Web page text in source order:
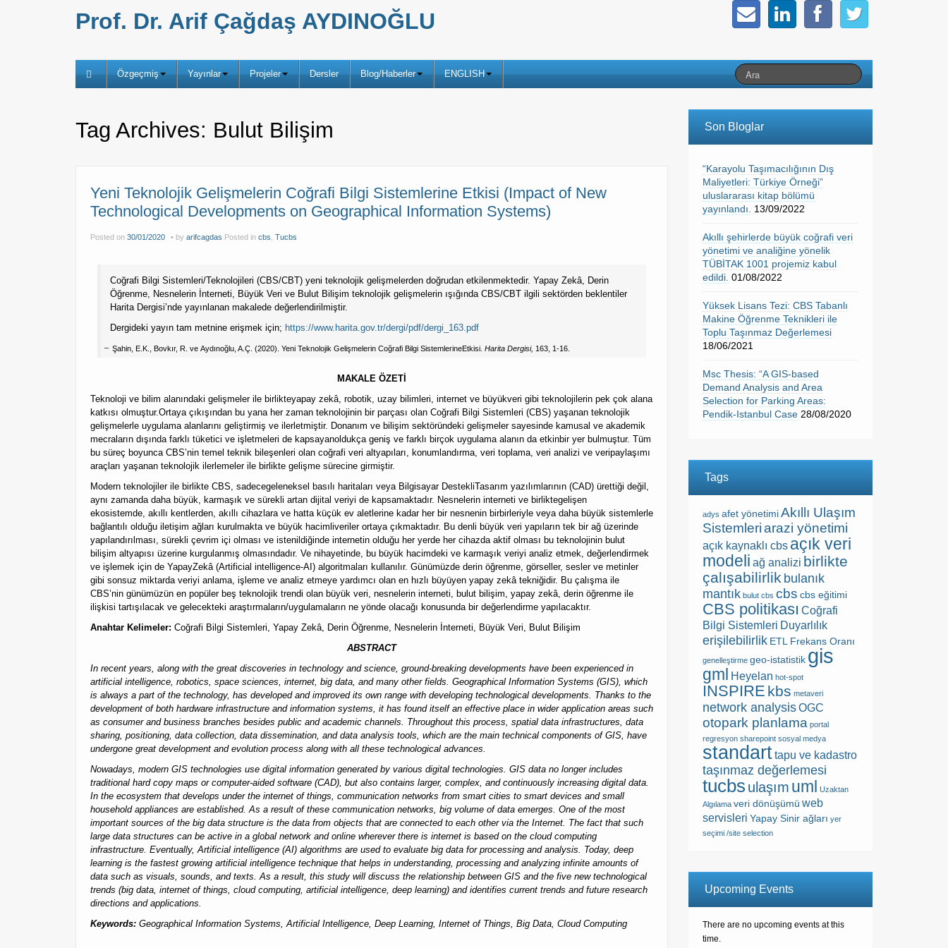
Prof. Dr. Arif Çağdaş AYDINOĞLU
Özgeçmiş Yayınlar Projeler Dersler Blog/Haberler ENGLISH
Tag Archives: Bulut Bilişim
Yeni Teknolojik Gelişmelerin Coğrafi Bilgi Sistemlerine Etkisi (Impact of New
Technological Developments on Geographical Information Systems)
Posted on 30/01/2020 by arifcagdas Posted in cbs Tucbs
Coğrafi Bilgi Sistemleri/Teknolojileri (CBS/CBT) yeni teknolojik gelişmelerden doğrudan etkilenmektedir. Yapay Zekâ, Derin
Öğrenme, Nesnelerin İnterneti, Büyük Veri ve Bulut Bilişim teknolojik gelişmelerin ışığında CBS/CBT ilgili sektörden beklentiler
Harita Dergisi’nde yayınlanan makalede değerlendirilmiştir.
Dergideki yayın tam metnine erişmek için; https://www.harita.gov.tr/dergi/pdf/dergi_163.pdf
Şahin, E.K., Bovkır, R. ve Aydınoğlu, A.Ç. (2020). Yeni Teknolojik Gelişmelerin Coğrafi Bilgi SistemlerineEtkisi. Harita Dergisi, 163, 1-16.
MAKALE ÖZETİ
Teknoloji ve bilim alanındaki gelişmeler ile birlikteyapay zekâ, robotik, uzay bilimleri, internet ve büyükveri gibi teknolojilerin pek çok alana
katkısı olmuştur.Ortaya çıkışından bu yana her zaman teknolojinin bir parçası olan Coğrafi Bilgi Sistemleri (CBS) yaşanan teknolojik
gelişmelerle uygulama alanlarını geliştirmiş ve ilerletmiştir. Donanım ve bilişim sektöründeki gelişmeler sayesinde kamusal ve akademik
mecraların dışında farklı tüketici ve işletmeleri de kapsayanoldukça geniş ve farklı birçok uygulama alanın da etkinbir yer bulmuştur. Tüm
bu süreç boyunca CBS’nin temel teknik bileşenleri olan coğrafi veri altyapıları, konumlandırma, veri toplama, veri analizi ve veripaylaşımı
araçları yaşanan teknolojik ilerlemeler ile birlikte gelişme sürecine girmiştir.
Modern teknolojiler ile birlikte CBS, sadecegeleneksel basılı haritaları veya Bilgisayar DestekliTasarım yazılımlarının (CAD) ürettiği değil,
aynı zamanda daha büyük, karmaşık ve sürekli artan dijital veriyi de kapsamaktadır. Nesnelerin interneti ve birliktegelişen
ekosistemde, akıllı kentlerden, akıllı cihazlara ve hatta küçük ev aletlerine kadar her bir nesnenin birbirleriyle veya daha büyük sistemlerle
bağlantılı olduğu iletişim ağları kurulmakta ve büyük hacimliveriler ortaya çıkmaktadır. Bu denli büyük veri yapıların tek bir ağ üzerinde
yapılandırılması, sürekli çevrim içi olması ve istenildiğinde internetin olduğu her yerde her cihazda aktif olması bu teknolojinin bulut
bilişim altyapısı üzerine kurgulanmış olmasındadır. Ve nihayetinde, bu büyük hacimdeki ve karmaşık veriyi analiz etmek, değerlendirmek
ve işlemek için de YapayZekâ (Artificial intelligence-AI) algoritmaları kullanılır. Günümüzde derin öğrenme, görseller, sesler ve metinler
gibi sonsuz miktarda veriyi anlama, işleme ve analiz etmeye yardımcı olan en hızlı büyüyen yapay zekâ tekniğidir. Bu çalışma ile
CBS’nin günümüzün en popüler beş teknolojik trendi olan büyük veri, nesnelerin interneti, bulut bilişim, yapay zekâ, derin öğrenme ile
ilişkisi tartışılacak ve gelecekteki araştırmaların/uygulamaların ne yönde olacağı konusunda bir değerlendirme yapılacaktır.
Anahtar Kelimeler: Coğrafi Bilgi Sistemleri, Yapay Zekâ, Derin Öğrenme, Nesnelerin İnterneti, Büyük Veri, Bulut Bilişim
ABSTRACT
In recent years, along with the great discoveries in technology and science, ground-breaking developments have been experienced in
artificial intelligence, robotics, space sciences, internet, big data, and many other fields. Geographical Information Systems (GIS), which
is always a part of the technology, has developed and improved its own range with developing technological developments. Thanks to the
development of both hardware infrastructure and information systems, it has found itself an effective place in wider application areas such
as consumer and business branches besides public and academic channels. Throughout this process, spatial data infrastructures, data
sharing, positioning, data collection, data dissemination, and data analysis tools, which are the main technical components of GIS, have
undergone great development and evolution process along with all these technological advances.
Nowadays, modern GIS technologies use digital information generated by various digital technologies. GIS data no longer includes
traditional hard copy maps or computer-aided software (CAD), but also contains larger, complex, and continuously increasing digital data.
In the ecosystem that develops under the internet of things, communication networks from smart cities to smart devices and small
household appliances are established. As a result of these communication networks, big volume of data emerges. One of the most
important sources of the big data structure is the data from objects that are connected to each other via the Internet. The fact that such
large data structures can be active in a global network and online wherever there is internet is based on the cloud computing
infrastructure. Eventually, Artificial intelligence (AI) algorithms are used to evaluate big data for processing and analysis. Today, deep
learning is the fastest growing artificial intelligence technique that helps in understanding, processing and analyzing infinite amounts of
data such as visuals, sounds, and texts. As a result, this study will discuss the relationship between GIS and the five new technological
trends (big data, internet of things, cloud computing, artificial intelligence, deep learning) and identifies current trends and future research
directions and applications.
Keywords: Geographical Information Systems, Artificial Intelligence, Deep Learning, Internet of Things, Big Data, Cloud Computing
Son Bloglar
“Karayolu Taşımacılığının Dış
Maliyetleri: Türkiye Örneği”
uluslararası kitap bölümü
yayınlandı.
13/09/2022
Akıllı şehirlerde büyük coğrafi veri
yönetimi ve analiğine yönelik
TÜBİTAK 1001 projemiz kabul
edildi. 01/08/2022
Yüksek Lisans Tezi: CBS Tabanlı
Makine Öğrenme Teknikleri ile
Toplu Taşınmaz Değerlemesi
18/06/2021
Msc Thesis: “A GIS-based
Demand Analysis and Area
Selection for Parking Areas:
Pendik-Istanbul Case 28/08/2020
Tags
adys afet yönetimi Akıllı Ulaşım
Sistemleri arazi yönetimi
açık kaynaklı cbs açık veri
modeli ağ analizi birlikte
çalışabilirlik bulanık
mantık bulut cbs cbs cbs eğitimi
CBS politikası Coğrafi
Bilgi Sistemleri Duyarlılık
erişilebilirlik ETL Frekans Oranı
genelleştirme geo-istatistik gis
gml Heyelan hot-spot
INSPIRE kbs metaveri
network analysisOGC
otopark planlama portal
regresyon sharepoint sosyal medya
standarttapu ve kadastro
taşınmaz değerlemesi
tucbs ulaşım uml Uzaktan
Algılama veri dönüşümü web
servisleri Yapay Sinir ağları yer
seçimi /site selection
Upcoming Events
There are no upcoming events at this
time.